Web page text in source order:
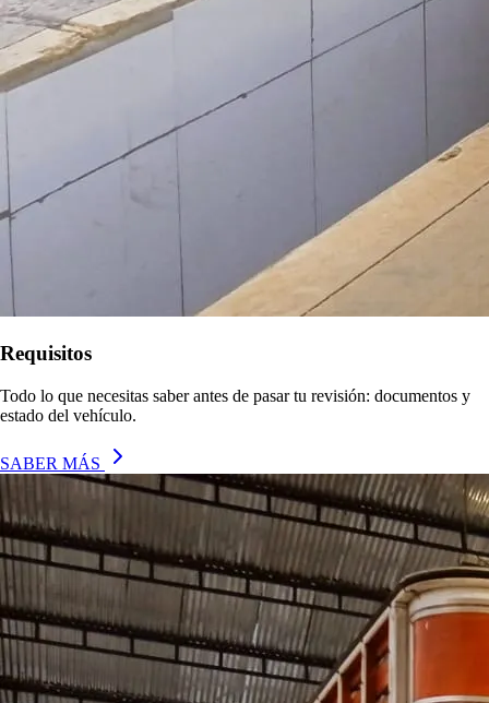
Requisitos
Todo lo que necesitas saber antes de pasar tu revisión: documentos y
estado del vehículo.
SABER MÁS